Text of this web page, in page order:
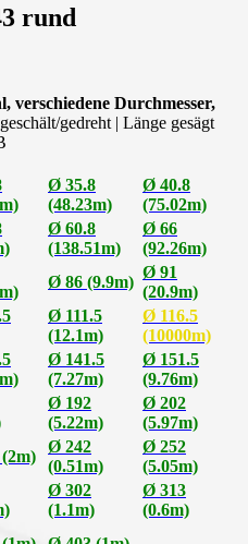
rund
verschiedene Durchmesser,
gedreht | Länge gesägt
Ø 35.8
(48.23m)
Ø 40.8
(75.02m)
Ø 60.8
(138.51m)
Ø 66
(92.26m)
Ø 86 (9.9m)
Ø 91
(20.9m)
Ø 111.5
(12.1m)
Ø 116.5
(10000m)
Ø 141.5
(7.27m)
Ø 151.5
(9.76m)
Ø 192
(5.22m)
Ø 202
(5.97m)
Ø 242
(0.51m)
Ø 252
(5.05m)
Ø 302
(1.1m)
Ø 313
(0.6m)